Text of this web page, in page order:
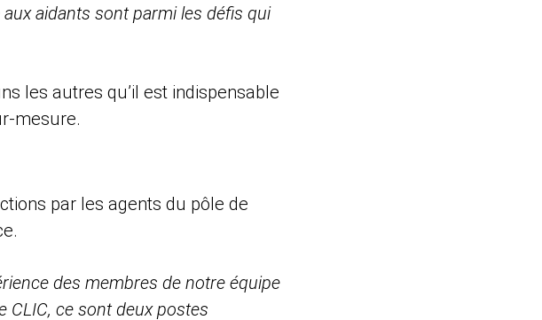
aidants sont parmi les défis qui
les autres qu’il est indispensable
mesure.
par les agents du pôle de
des membres de notre équipe
CLIC, ce sont deux postes